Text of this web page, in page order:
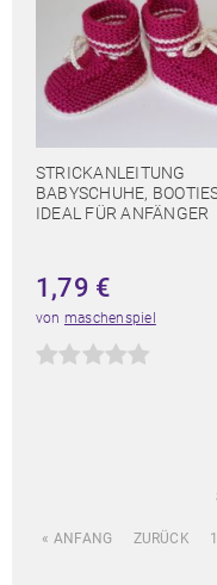
STRICKANLEITUNG
BABYSCHUHE,
IDEAL FÜR ANFÄNGER
1,79 €
von maschenspiel
« ANFANG ZURÜCK 1